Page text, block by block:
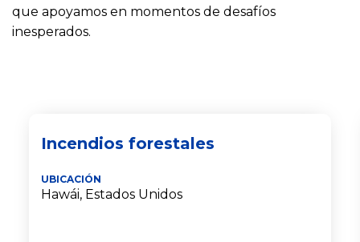
que apoyamos en momentos de desafíos
inesperados.
Incendios forestales
UBICACIÓN
Hawái, Estados Unidos